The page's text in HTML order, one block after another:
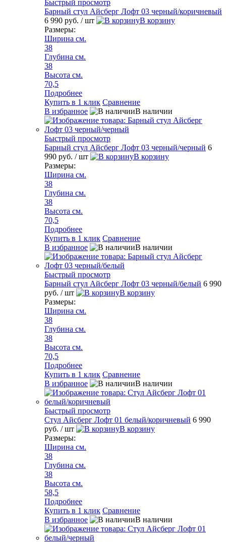
Быстрый просмотр
Барный стул Айсберг Лофт 03 черный/коричневый
6 990 руб. / шт
В корзину
Размеры:
Ширина см.
38
Глубина см.
38
Высота см.
70,5
Подробнее
Купить в 1 клик Сравнение
В избранное
В наличии
Быстрый просмотр
Барный стул Айсберг Лофт 03 черный/черный 6
990 руб. / шт
В корзину
Размеры:
Ширина см.
38
Глубина см.
38
Высота см.
70,5
Подробнее
Купить в 1 клик Сравнение
В избранное
В наличии
Быстрый просмотр
Барный стул Айсберг Лофт 03 черный/белый 6 990
руб. / шт
В корзину
Размеры:
Ширина см.
38
Глубина см.
38
Высота см.
70,5
Подробнее
Купить в 1 клик Сравнение
В избранное
В наличии
Быстрый просмотр
Стул Айсберг Лофт 01 белый/коричневый 6 990
руб. / шт
В корзину
Размеры:
Ширина см.
38
Глубина см.
38
Высота см.
58,5
Подробнее
Купить в 1 клик Сравнение
В избранное
В наличии